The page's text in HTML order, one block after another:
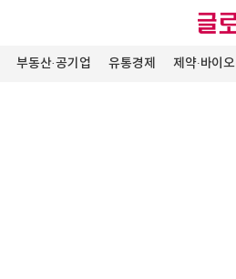
부동산·공기업 유통경제 제약∙바이오